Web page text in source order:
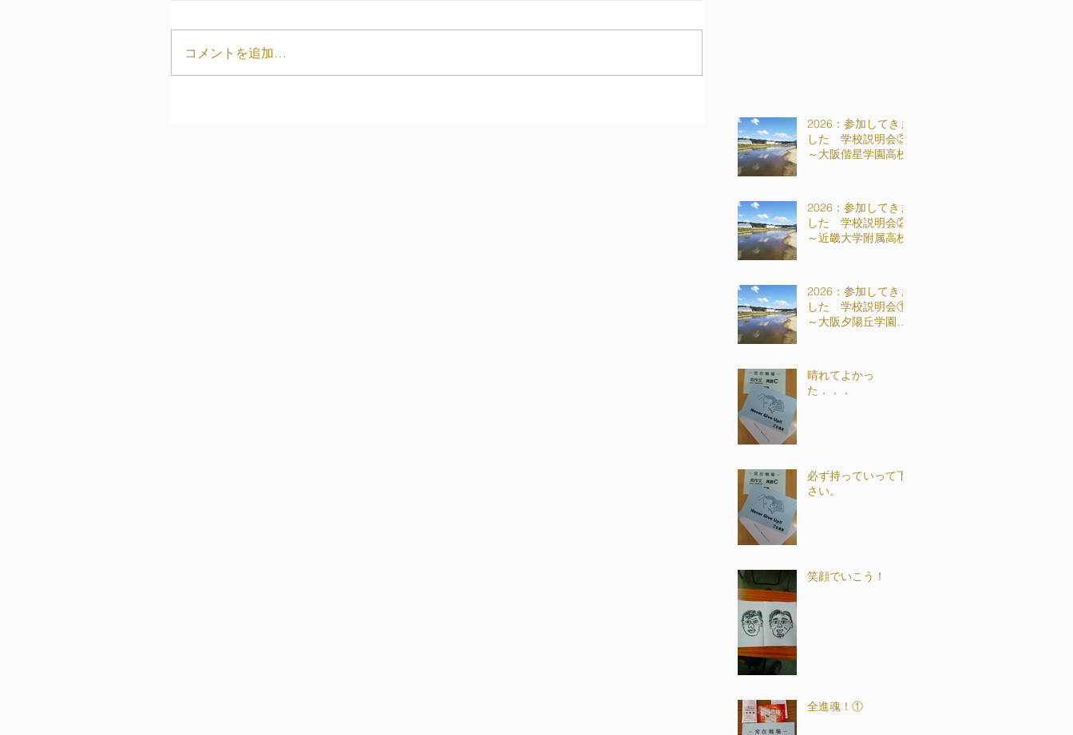
コメントを追加…
2026：参加してきま
した 学校説明会③
～大阪偕星学園高校
2026：参加してきま
した 学校説明会②
～近畿大学附属高校
2026：参加してきま
した 学校説明会①
～大阪夕陽丘学園高
晴れてよかっ
た．．．
必ず持っていって下
さい。
笑顔でいこう！
全進魂！①